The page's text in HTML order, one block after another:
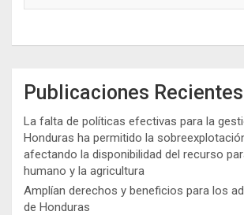
Publicaciones Recientes
La falta de políticas efectivas para la
Honduras ha permitido la
afectando la disponibilidad del recurso
humano y la agricultura
Amplían derechos y beneficios para los
de Honduras